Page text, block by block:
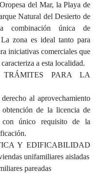
del Mar, la Playa de
Natural del Desierto de
combinación única de
zona es ideal tanto para
iniciativas comerciales que
a esta localidad.
TRÁMITES PARA LA
al aprovechamiento
de la licencia de
único requisito de la
Y EDIFICABILIDAD
unifamiliares aisladas
pareadas